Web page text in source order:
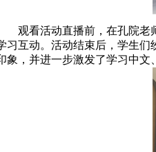
观看活动直播前，在孔院老
习互动。活动结束后，学生们
象，并进一步激发了学习中文